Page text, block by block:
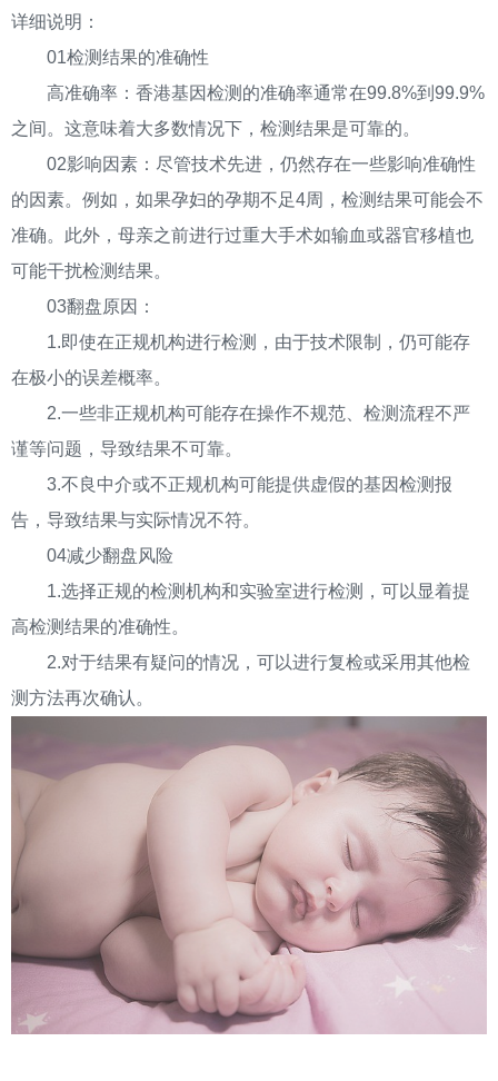
详细说明：
01检测结果的准确性
高准确率：香港基因检测的准确率通常在99.8%到99.9%
之间。这意味着大多数情况下，检测结果是可靠的。
02影响因素：尽管技术先进，仍然存在一些影响准确性
的因素。例如，如果孕妇的孕期不足4周，检测结果可能会不
准确。此外，母亲之前进行过重大手术如输血或器官移植也
可能干扰检测结果。
03翻盘原因：
1.即使在正规机构进行检测，由于技术限制，仍可能存
在极小的误差概率。
2.一些非正规机构可能存在操作不规范、检测流程不严
谨等问题，导致结果不可靠。
3.不良中介或不正规机构可能提供虚假的基因检测报
告，导致结果与实际情况不符。
04减少翻盘风险
1.选择正规的检测机构和实验室进行检测，可以显着提
高检测结果的准确性。
2.对于结果有疑问的情况，可以进行复检或采用其他检
测方法再次确认。